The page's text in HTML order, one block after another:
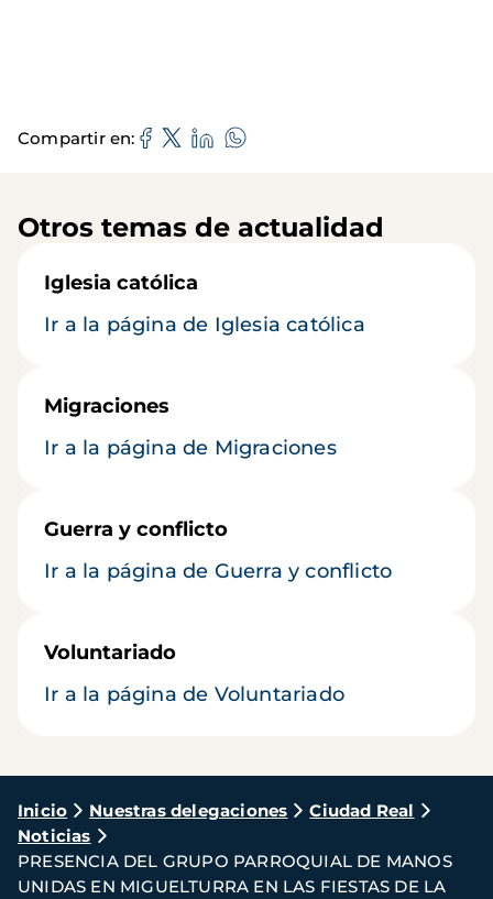
Compartir en
Otros temas de actualidad
Iglesia católica
Ir a la página de Iglesia católica
Migraciones
Ir a la página de Migraciones
Guerra y conflicto
Ir a la página de Guerra y conflicto
Voluntariado
Ir a la página de Voluntariado
Ruta
de
navegación
Inicio Nuestras delegaciones
Ciudad Real
Noticias
PRESENCIA DEL GRUPO PARROQUIAL DE MANOS
UNIDAS EN MIGUELTURRA EN LAS FIESTAS DE LA